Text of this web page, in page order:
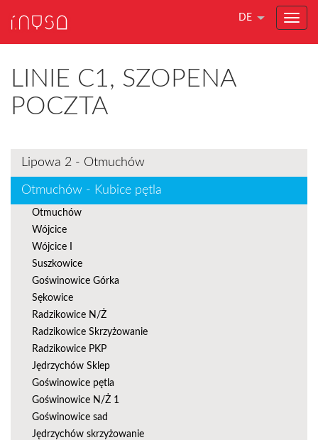
DE
LINIE C1, SZOPENA
POCZTA
Lipowa 2 - Otmuchów
Otmuchów - Kubice pętla
Otmuchów
Wójcice
Wójcice I
Suszkowice
Goświnowice Górka
Sękowice
Radzikowice N/Ż
Radzikowice Skrzyżowanie
Radzikowice PKP
Jędrzychów Sklep
Goświnowice pętla
Goświnowice N/Ż 1
Goświnowice sad
Jędrzychów skrzyżowanie